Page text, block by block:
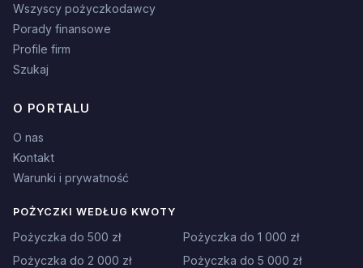
Wszyscy pożyczkodawcy
Porady finansowe
Profile firm
Szukaj
O PORTALU
O nas
Kontakt
Warunki i prywatność
POŻYCZKI WEDŁUG KWOTY
Pożyczka do 500 zł
Pożyczka do 1 000 zł
Pożyczka do 2 000 zł
Pożyczka do 5 000 zł